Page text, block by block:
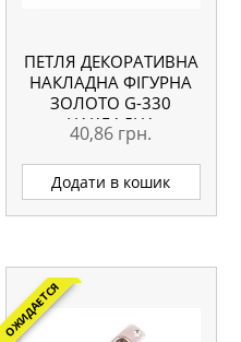
ПЕТЛЯ ДЕКОРАТИВНА
НАКЛАДНА ФІГУРНА
ЗОЛОТО G-330
НАКЛАДНА
40,86 грн.
Додати в кошик
ОЖИДАЕТСЯ